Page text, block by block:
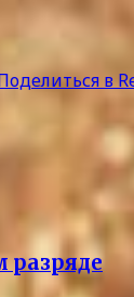
в
разряде